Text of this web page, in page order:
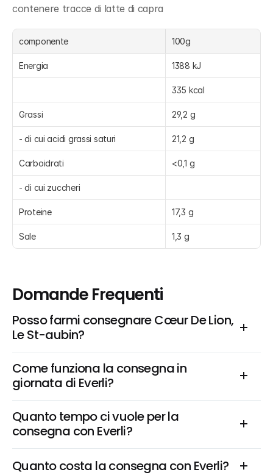
contenere tracce di latte di capra
componente 100g
Energia 1388 kJ
335 kcal
Grassi 29,2 g
- di cui acidi grassi saturi 21,2 g
Carboidrati <0,1 g
- di cui zuccheri
Proteine 17,3 g
Sale 1,3 g
Domande Frequenti
Posso farmi consegnare Cœur De Lion,
Le St-aubin?
Come funziona la consegna in
giornata di Everli?
Quanto tempo ci vuole per la
consegna con Everli?
Quanto costa la consegna con Everli?